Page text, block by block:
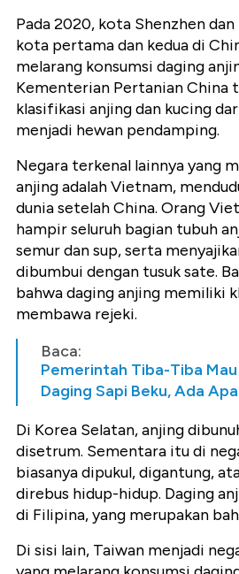
Pada 2020, kota Shenzhen
kota pertama dan kedua di
melarang konsumsi daging
Kementerian Pertanian China
klasifikasi anjing dan kucing
menjadi hewan pendamping.
Negara terkenal lainnya yang
anjing adalah Vietnam,
dunia setelah China. Orang
hampir seluruh bagian tubuh
semur dan sup, serta
dibumbui dengan tusuk sate.
bahwa daging anjing memiliki
membawa rejeki.
Baca:
Pemerintah Tiba-Tiba
Daging Sapi Beku, Ada
Di Korea Selatan, anjing
disetrum. Sementara itu di
biasanya dipukul, digantung,
direbus hidup-hidup. Daging
di Filipina, yang merupakan
Di sisi lain, Taiwan menjadi